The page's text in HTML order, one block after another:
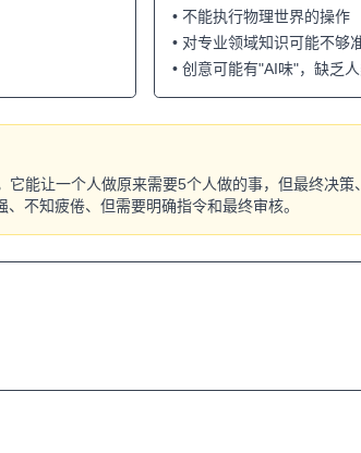
• 不能执行物理世界的操作
• 对专业领域知识可能不够
• 创意可能有"AI味"，缺乏
它能让一个人做原来需要5个人做的事，但最终决
不知疲倦、但需要明确指令和最终审核。